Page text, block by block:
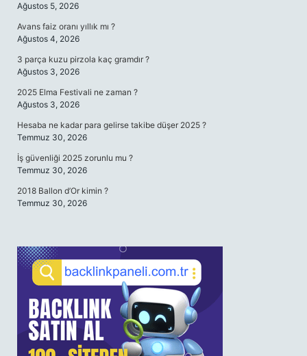
Ağustos 5, 2026
Avans faiz oranı yıllık mı ?
Ağustos 4, 2026
3 parça kuzu pirzola kaç gramdır ?
Ağustos 3, 2026
2025 Elma Festivali ne zaman ?
Ağustos 3, 2026
Hesaba ne kadar para gelirse takibe düşer 2025 ?
Temmuz 30, 2026
İş güvenliği 2025 zorunlu mu ?
Temmuz 30, 2026
2018 Ballon d’Or kimin ?
Temmuz 30, 2026